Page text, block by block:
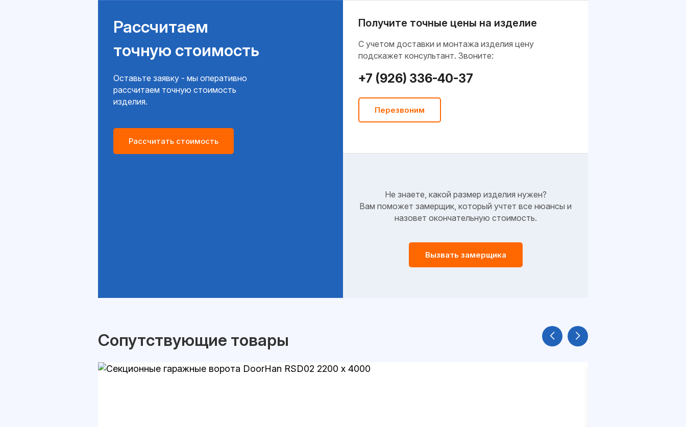
Рассчитаем
точную стоимость
Оставьте заявку - мы оперативно
рассчитаем точную стоимость
изделия.
Рассчитать стоимость
Получите точные цены на изделие
C учетом доставки и монтажа изделия цену
подскажет консультант. Звоните:
+7 (926) 336-40-37
Перезвоним
Не знаете, какой размер изделия нужен?
Вам поможет замерщик, который учтет все нюансы и
назовет окончательную стоимость.
Вызвать замерщика
Сопутствующие товары